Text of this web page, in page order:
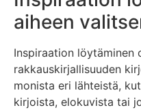
aiheen
Inspiraation löytäminen
rakkauskirjallisuuden
monista eri lähteistä,
kirjoista, elokuvista tai